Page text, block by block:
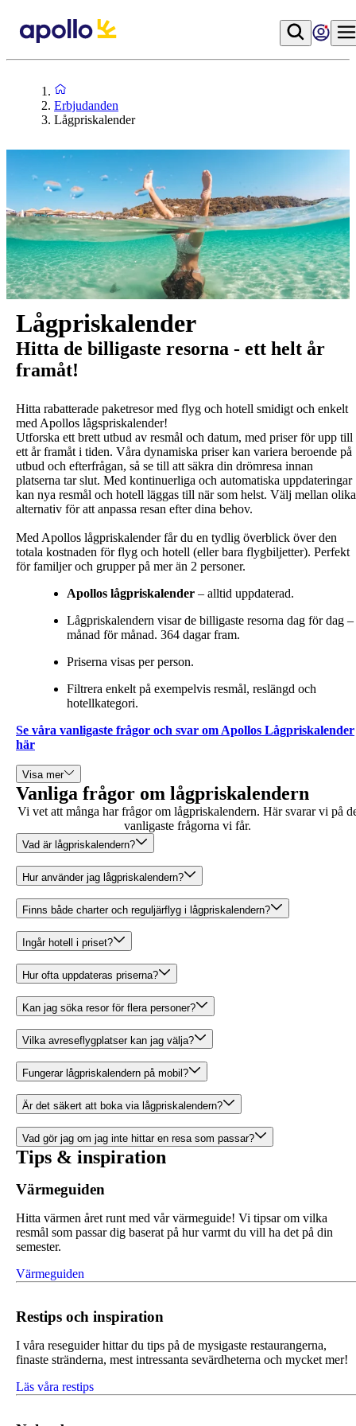
Erbjudanden
Lågpriskalender
Lågpriskalender
Hitta de billigaste resorna - ett helt år
framåt!
Hitta rabatterade paketresor med flyg och hotell smidigt och enkelt
med Apollos lågspriskalender!
Utforska ett brett utbud av resmål och datum, med priser för upp till
ett år framåt i tiden. Våra dynamiska priser kan variera beroende på
utbud och efterfrågan, så se till att säkra din drömresa innan
platserna tar slut. Med kontinuerliga och automatiska uppdateringar
kan nya resmål och hotell läggas till när som helst. Välj mellan olika
alternativ för att anpassa resan efter dina behov.
Med Apollos lågpriskalender får du en tydlig överblick över den
totala kostnaden för flyg och hotell (eller bara flygbiljetter). Perfekt
för familjer och grupper på mer än 2 personer.
Apollos lågpriskalender – alltid uppdaterad.
Lågpriskalendern visar de billigaste resorna dag för dag –
månad för månad. 364 dagar fram.
Priserna visas per person.
Filtrera enkelt på exempelvis resmål, reslängd och
hotellkategori.
Se våra vanligaste frågor och svar om Apollos Lågpriskalender
här
Visa mer
Vanliga frågor om lågpriskalendern
Vi vet att många har frågor om lågpriskalendern. Här svarar vi på
vanligaste frågorna vi får.
Vad är lågpriskalendern?
Hur använder jag lågpriskalendern?
Finns både charter och reguljärflyg i lågpriskalendern?
Ingår hotell i priset?
Hur ofta uppdateras priserna?
Kan jag söka resor för flera personer?
Vilka avreseflygplatser kan jag välja?
Fungerar lågpriskalendern på mobil?
Är det säkert att boka via lågpriskalendern?
Vad gör jag om jag inte hittar en resa som passar?
Tips & inspiration
Värmeguiden
Hitta värmen året runt med vår värmeguide! Vi tipsar om vilka
resmål som passar dig baserat på hur varmt du vill ha det på din
semester.
Värmeguiden
Restips och inspiration
I våra reseguider hittar du tips på de mysigaste restaurangerna,
finaste stränderna, mest intressanta sevärdheterna och mycket mer!
Läs våra restips